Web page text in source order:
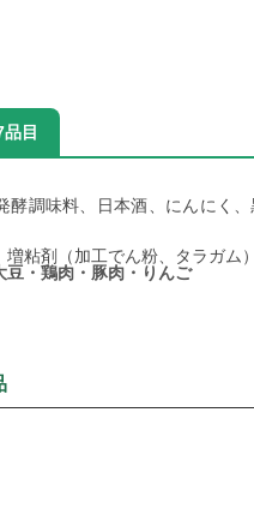
目
酵調味料、日本酒、にんにく
増粘剤（加工でん粉、タラガム）
・鶏肉・豚肉・りんご